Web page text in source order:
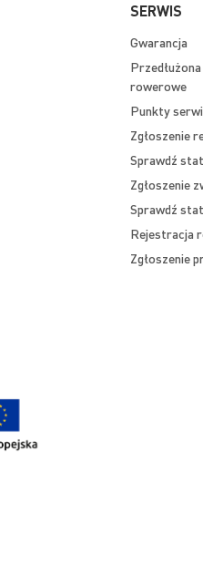
SERWIS
Gwarancja
rowerowe
Punkty
Zgłoszenie
Sprawdź
Zgłoszenie
Sprawdź
Rejestracja
Zgłoszenie